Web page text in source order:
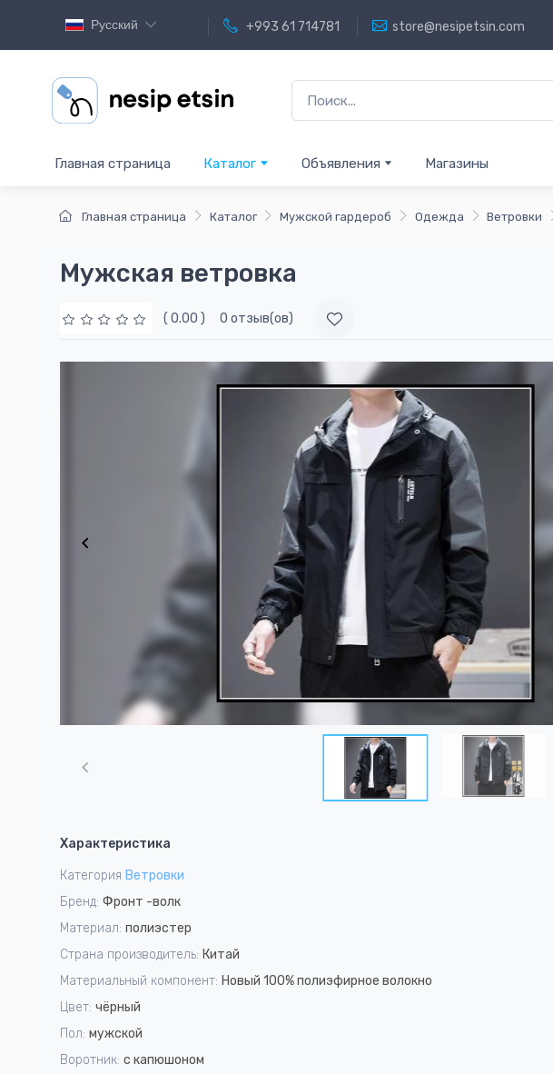
Русский +993 61 714781 store@nesipetsin.com
Главная страница Каталог Объявления Магазины
Главная страница Каталог Мужской гардероб Одежда Ветровки
Мужская ветровка
( 0.00 ) 0 отзыв(ов)
5
Характеристика
Категория Ветровки
Бренд: Фронт -волк
Материал: полиэстер
Страна производитель: Китай
Материальный компонент: Новый 100% полиэфирное волокно
Цвет: чёрный
Пол: мужской
Воротник: с капюшоном